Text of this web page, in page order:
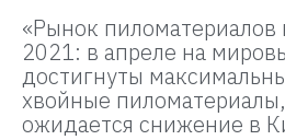
«Рынок пиломатериалов
2021: в апреле на
достигнуты
хвойные
ожидается снижение в